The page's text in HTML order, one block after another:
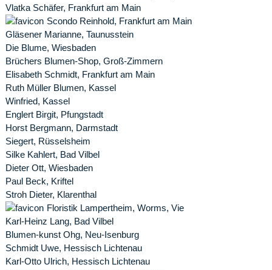
Vlatka Schäfer, Frankfurt am Main
Scondo Reinhold, Frankfurt am Main
Gläsener Marianne, Taunusstein
Die Blume, Wiesbaden
Brüchers Blumen-Shop, Groß-Zimmern
Elisabeth Schmidt, Frankfurt am Main
Ruth Müller Blumen, Kassel
Winfried, Kassel
Englert Birgit, Pfungstadt
Horst Bergmann, Darmstadt
Siegert, Rüsselsheim
Silke Kahlert, Bad Vilbel
Dieter Ott, Wiesbaden
Paul Beck, Kriftel
Stroh Dieter, Klarenthal
Floristik Lampertheim, Worms, Vie
Karl-Heinz Lang, Bad Vilbel
Blumen-kunst Ohg, Neu-Isenburg
Schmidt Uwe, Hessisch Lichtenau
Karl-Otto Ulrich, Hessisch Lichtenau